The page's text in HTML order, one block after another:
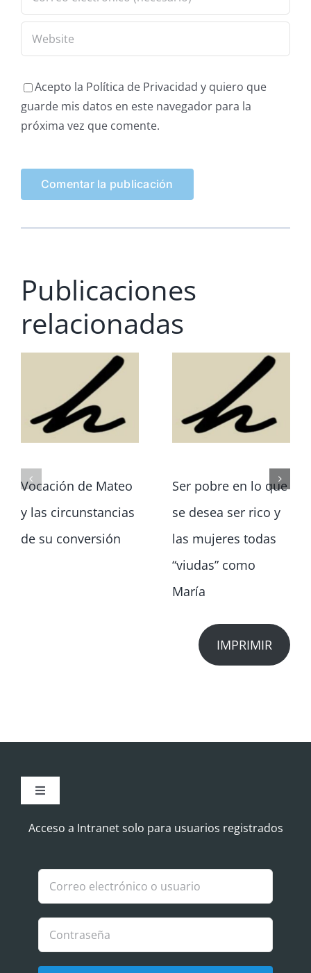
Acepto la Política de Privacidad y quiero que
guarde mis datos en este navegador para la
próxima vez que comente.
Publicaciones
relacionadas
Vocación de Mateo
y las circunstancias
de su conversión
Ser pobre en lo que
se desea ser rico y
las mujeres todas
“viudas” como
María
IMPRIMIR
Toggle
Aviso Legal
Política de Cookies
Política de privacidad
Acceso a Intranet solo para usuarios registrados